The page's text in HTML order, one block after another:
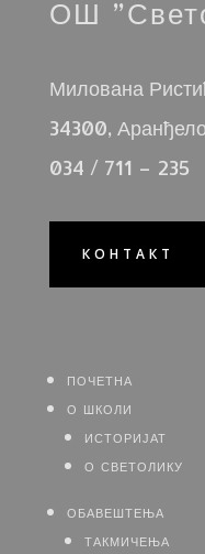
ОШ
Милована
34300,
034 / 711 – 235
КОНТАКТ
почетна
о школи
историјат
о светолику
обавештења
такмичења